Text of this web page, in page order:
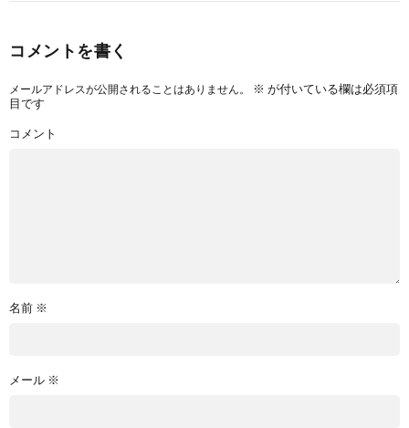
コメントを書く
メールアドレスが公開されることはありません。 ※ が付いている欄は必須項
目です
コメント
名前 ※
メール ※